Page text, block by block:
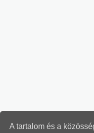
A tartalom és a